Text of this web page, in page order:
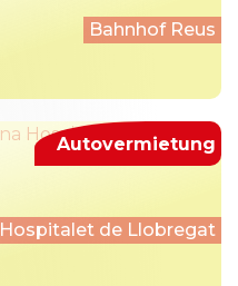
Bahnhof Reus
Hospitalet de Llobregat
Autovermietung